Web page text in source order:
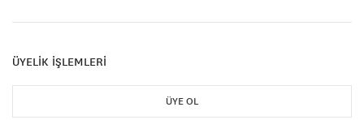
ÜYELİK İŞLEMLERİ
ÜYE OL